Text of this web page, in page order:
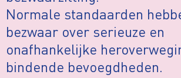
Normale standaarden
bezwaar over serieuze en
onafhankelijke
bindende bevoegdheden.